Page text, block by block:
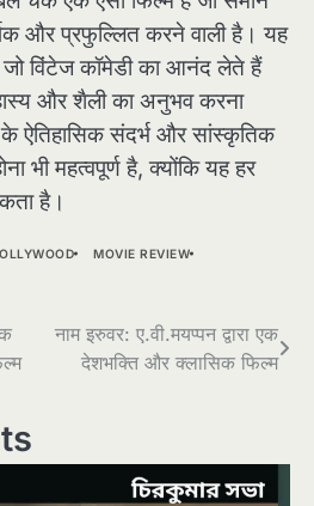
और प्रफुल्लित करने वाली है। यह
विंटेज कॉमेडी का आनंद लेते हैं
और शैली का अनुभव करना
ऐतिहासिक संदर्भ और सांस्कृतिक
भी महत्वपूर्ण है, क्योंकि यह हर
है।
MOVIE REVIEW
नाम इरुवर: ए.वी.मयप्पन द्वारा एक
देशभक्ति और क्लासिक फिल्म